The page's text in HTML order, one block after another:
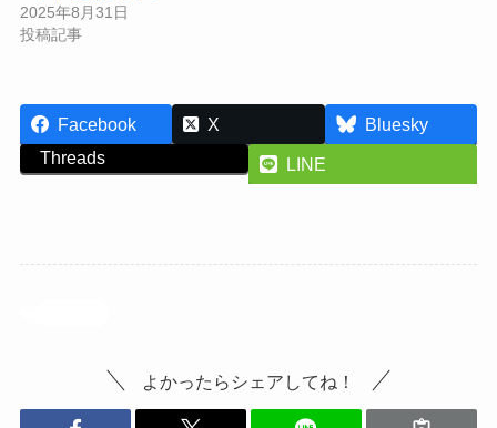
2025年8月31日
投稿記事
Facebook X
Bluesky
Threads
LINE
よかったらシェアしてね！